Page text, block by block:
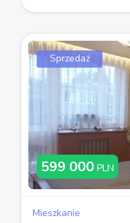
Sprzedaż
599 000 PLN
Mieszkanie